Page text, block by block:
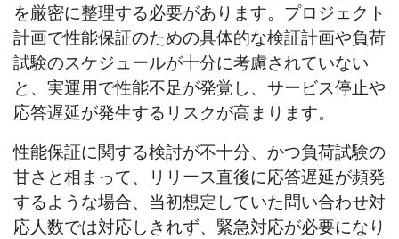
を厳密に整理する必要があります。プロジェクト
計画で性能保証のための具体的な検証計画や負荷
試験のスケジュールが十分に考慮されていない
と、実運用で性能不足が発覚し、サービス停止や
応答遅延が発生するリスクが高まります。
性能保証に関する検討が不十分、かつ負荷試験の
甘さと相まって、リリース直後に応答遅延が頻発
するような場合、当初想定していた問い合わせ対
応人数では対応しきれず、緊急対応が必要になり